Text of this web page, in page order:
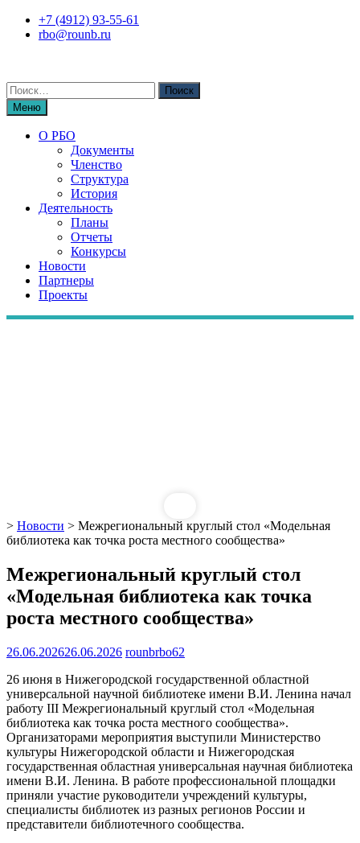
Перейти+7 (4912) 93-55-61
rbo@rounb.ru
Поиск
по:Меню
О РБО
Документы
Членство
Структура
История
Деятельность
Планы
Отчеты
Конкурсы
Новости
Партнеры
Проекты
> Новости > Межрегиональный круглый стол «Модельная
библиотека как точка роста местного сообщества»
Межрегиональный круглый стол
«Модельная библиотека как точка
роста местного сообщества»
26.06.202626.06.2026 rounbrbo62
26 июня в Нижегородской государственной областной
универсальной научной библиотеке имени В.И. Ленина начал
работу III Межрегиональный круглый стол «Модельная
библиотека как точка роста местного сообщества».
Организаторами мероприятия выступили Министерство
культуры Нижегородской области и Нижегородская
государственная областная универсальная научная библиотека
имени В.И. Ленина. В работе профессиональной площадки
приняли участие руководители учреждений культуры,
специалисты библиотек из разных регионов России и
представители библиотечного сообщества.